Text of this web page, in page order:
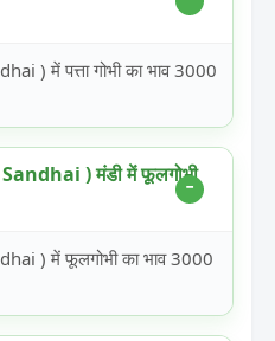
) में पत्ता गोभी का भाव 3000
) मंडी में फूलगोभी
) में फूलगोभी का भाव 3000